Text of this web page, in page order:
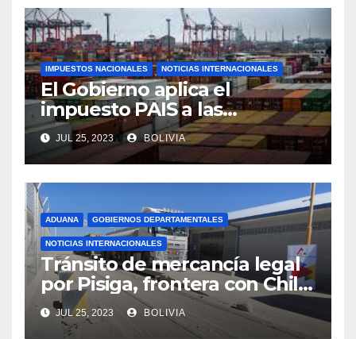
IMPUESTOS NACIONALES NOTICIAS INTERNACIONALES
El Gobierno aplica el
impuesto PAIS a las
importaciones de algunos
bienes y servicios
JUL 25, 2023 BOLIVIA
ADUANA GOBIERNOS DEPARTAMENTALES
NOTICIAS INTERNACIONALES
Tránsito de mercancía legal
por Pisiga, frontera con Chile,
crece en 42% a junio de este
año
JUL 25, 2023 BOLIVIA